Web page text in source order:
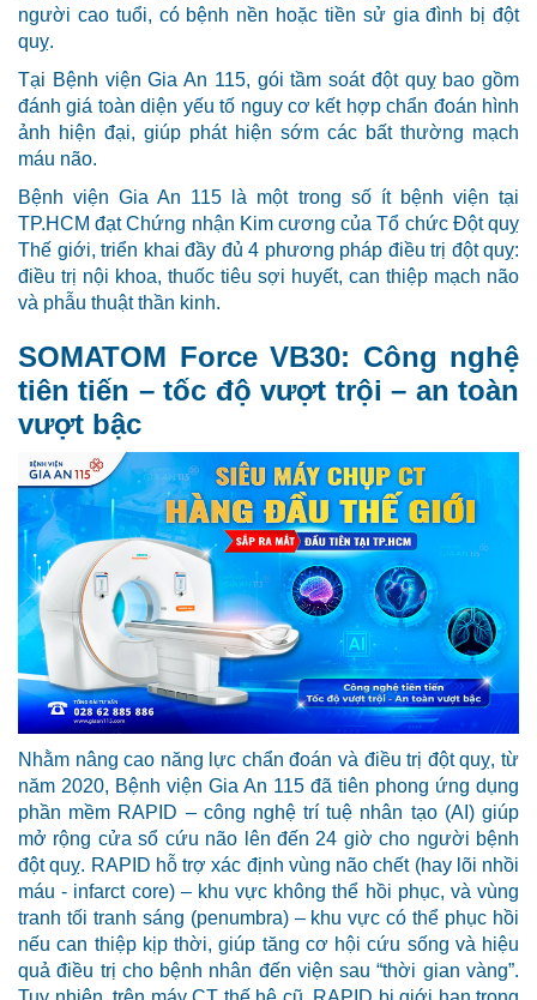
người cao tuổi, có bệnh nền hoặc tiền sử gia đình bị đột
quỵ.
Tại Bệnh viện Gia An 115, gói tầm soát đột quỵ bao gồm
đánh giá toàn diện yếu tố nguy cơ kết hợp chẩn đoán hình
ảnh hiện đại, giúp phát hiện sớm các bất thường mạch
máu não.
Bệnh viện Gia An 115 là một trong số ít bệnh viện tại
TP.HCM đạt Chứng nhận Kim cương của Tổ chức Đột quỵ
Thế giới, triển khai đầy đủ 4 phương pháp điều trị đột quỵ:
điều trị nội khoa, thuốc tiêu sợi huyết, can thiệp mạch não
và phẫu thuật thần kinh.
SOMATOM Force VB30: Công nghệ
tiên tiến – tốc độ vượt trội – an toàn
vượt bậc
Nhằm nâng cao năng lực chẩn đoán và điều trị đột quỵ, từ
năm 2020, Bệnh viện Gia An 115 đã tiên phong ứng dụng
phần mềm RAPID – công nghệ trí tuệ nhân tạo (AI) giúp
mở rộng cửa sổ cứu não lên đến 24 giờ cho người bệnh
đột quỵ. RAPID hỗ trợ xác định vùng não chết (hay lõi nhồi
máu - infarct core) – khu vực không thể hồi phục, và vùng
tranh tối tranh sáng (penumbra) – khu vực có thể phục hồi
nếu can thiệp kịp thời, giúp tăng cơ hội cứu sống và hiệu
quả điều trị cho bệnh nhân đến viện sau “thời gian vàng”.